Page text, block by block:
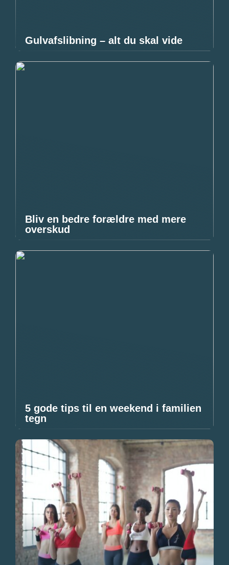
Gulvafslibning – alt du skal vide
Bliv en bedre forældre med mere
overskud
5 gode tips til en weekend i familien
tegn